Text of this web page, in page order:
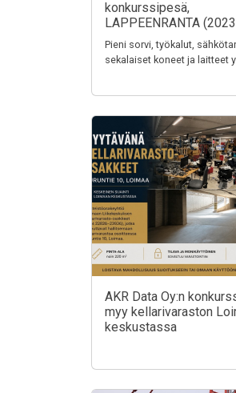
konkurssipesä,
LAPPEENRANTA
Pieni sorvi, työkalut,
sekalaiset koneet ja laitteet
AKR Data Oy:n
myy kellarivaraston
keskustassa